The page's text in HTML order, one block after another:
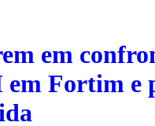
em
em Fortim e